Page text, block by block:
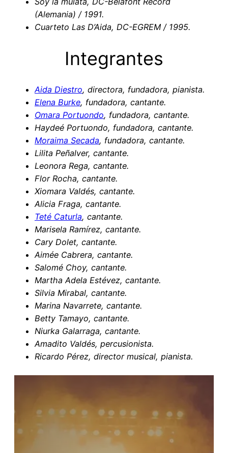
(Alemania) / 1991.
Cuarteto Las D’Aida, DC-EGREM / 1995.
Integrantes
Aida Diestro, directora, fundadora, pianista.
Elena Burke, fundadora, cantante.
Omara Portuondo, fundadora, cantante.
Haydeé Portuondo, fundadora, cantante.
Moraima Secada, fundadora, cantante.
Lilita Peñalver, cantante.
Leonora Rega, cantante.
Flor Rocha, cantante.
Xiomara Valdés, cantante.
Alicia Fraga, cantante.
Teté Caturla, cantante.
Marisela Ramírez, cantante.
Cary Dolet, cantante.
Aimée Cabrera, cantante.
Salomé Choy, cantante.
Martha Adela Estévez, cantante.
Silvia Mirabal, cantante.
Marina Navarrete, cantante.
Betty Tamayo, cantante.
Niurka Galarraga, cantante.
Amadito Valdés, percusionista.
Ricardo Pérez, director musical, pianista.